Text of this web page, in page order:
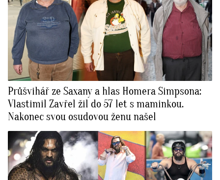
Průšvihář ze Saxany a hlas Homera Simpsona:
Vlastimil Zavřel žil do 57 let s maminkou.
Nakonec svou osudovou ženu našel